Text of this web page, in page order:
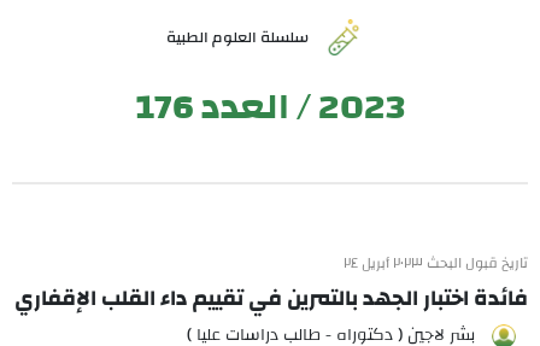
سلسلة العلوم الطبية
2023 / العدد 176
تاريخ قبول البحث ٢٠٢٣ أبريل ٢٤
فائدة اختبار الجهد بالتمرين في تقييم داء القلب الإقفاري
بشر لاجين ( دكتوراه - طالب دراسات عليا )